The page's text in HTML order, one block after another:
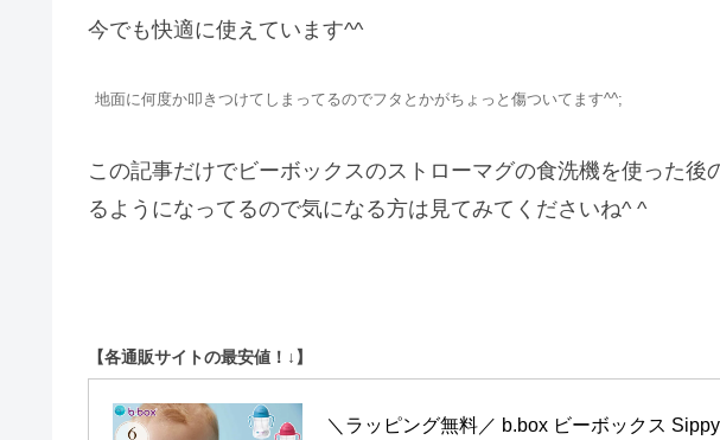
今でも快適に使えています^^
地面に何度か叩きつけてしまってるのでフタとかがちょっと傷ついてます^^;
この記事だけでビーボックスのストローマグの食洗機を使った後
るようになってるので気になる方は見てみてくださいね^ ^
【各通販サイトの最安値！↓】
＼ラッピング無料／ b.box ビーボックス